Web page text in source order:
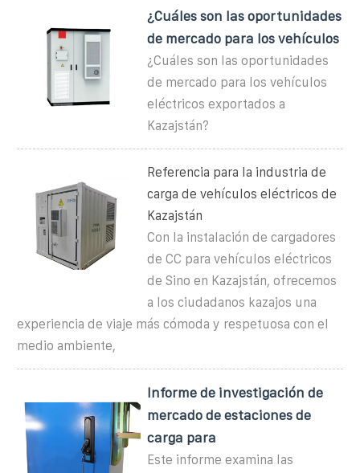
¿Cuáles son las oportunidades
de mercado para los vehículos
¿Cuáles son las oportunidades
de mercado para los vehículos
eléctricos exportados a
Kazajstán?
Referencia para la industria de
carga de vehículos eléctricos de
Kazajstán
Con la instalación de cargadores
de CC para vehículos eléctricos
de Sino en Kazajstán, ofrecemos
a los ciudadanos kazajos una
experiencia de viaje más cómoda y respetuosa con el
medio ambiente,
Informe de investigación de
mercado de estaciones de
carga para
Este informe examina las